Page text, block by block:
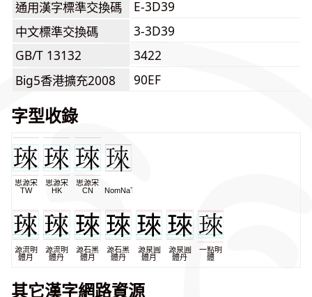
通用漢字標準交換碼
E-3D39
中文標準交換碼
3-3D39
GB/T 13132
3422
Big5香港擴充2008
90EF
字型收錄
思源宋
TW
思源宋
HK
思源宋
CN
NomNaTong
源流明
體月
源流明
體丹
源石黑
體月
源石黑
體丹
源泉圓
體月
源泉圓
體丹
一點明
體
其它漢字網路資源